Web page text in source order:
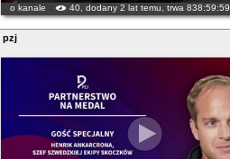
o kanale 40, dodany 2 lat temu, trwa 838:59:59
pzj